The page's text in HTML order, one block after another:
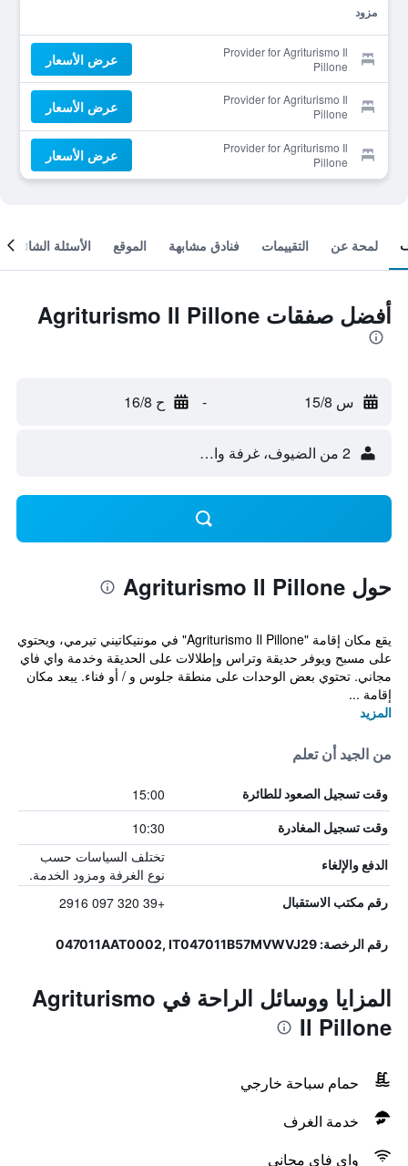
مزود
Provider for Agriturismo Il
Pillone
عرض الأسعار
Provider for Agriturismo Il
Pillone
عرض الأسعار
Provider for Agriturismo Il
Pillone
عرض الأسعار
لمحة عن التقييمات فنادق مشابهة الموقع الأسئلة الشائعة
أفضل صفقات Agriturismo Il Pillone
س 15/8 - ح 16/8
2 من الضيوف، غرفة واحدة
حول Agriturismo Il Pillone
يقع مكان إقامة "Agriturismo Il Pillone" في مونتيكاتيني تيرمي، ويحتوي
على مسبح ويوفر حديقة وتراس وإطلالات على الحديقة وخدمة واي فاي
مجاني. تحتوي بعض الوحدات على منطقة جلوس و / أو فناء. يبعد مكان
إقامة ...
المزيد
من الجيد أن تعلم
وقت تسجيل الصعود للطائرة 15:00
وقت تسجيل المغادرة 10:30
الدفع والإلغاء
تختلف السياسات حسب
نوع الغرفة ومزود الخدمة.
رقم مكتب الاستقبال +39 320 097 2916
رقم الرخصة: 047011AAT0002, IT047011B57MVWVJ29
المزايا ووسائل الراحة في Agriturismo
Il Pillone
حمام سباحة خارجي
خدمة الغرف
واي فاي مجاني